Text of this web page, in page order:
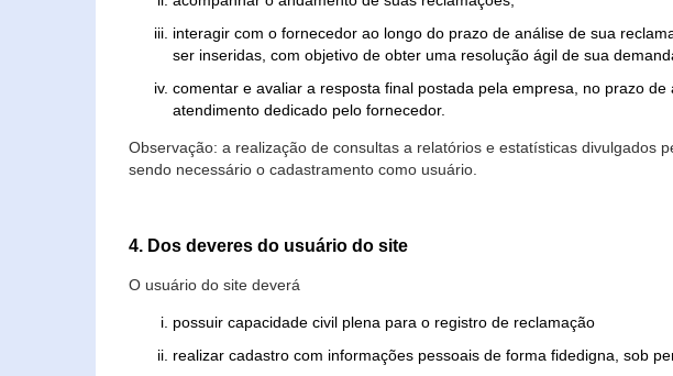
interagir com o fornecedor ao longo do prazo de análise de sua
ser inseridas, com objetivo de obter uma resolução ágil de sua
comentar e avaliar a resposta final postada pela empresa, no prazo
atendimento dedicado pelo fornecedor.
Observação: a realização de consultas a relatórios e estatísticas
sendo necessário o cadastramento como usuário.
4. Dos deveres do usuário do site
O usuário do site deverá
possuir capacidade civil plena para o registro de reclamação
realizar cadastro com informações pessoais de forma fidedigna, sob